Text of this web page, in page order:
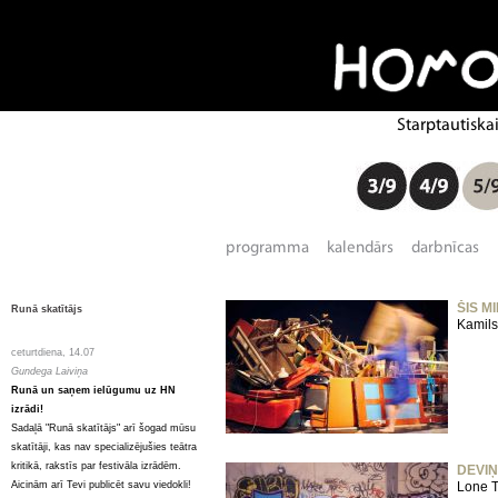
Runā skatītājs
ceturtdiena, 14.07
Gundega Laiviņa
Runā un saņem ielūgumu uz HN
izrādi!
Sadaļā "Runā skatītājs" arī šogad mūsu
skatītāji, kas nav specializējušies teātra
kritikā, rakstīs par festivāla izrādēm.
Aicinām arī Tevi publicēt savu viedokli!
ŠIS
Lone